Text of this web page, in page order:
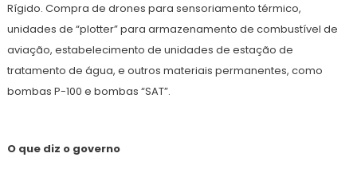
Rígido. Compra de drones para sensoriamento térmico,
unidades de “plotter” para armazenamento de combustível de
aviação, estabelecimento de unidades de estação de
tratamento de água, e outros materiais permanentes, como
bombas P-100 e bombas “SAT”.
O que diz o governo